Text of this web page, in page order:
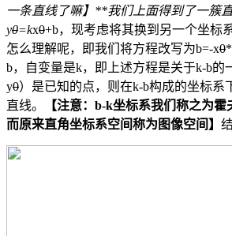
一条直线了嘛】**我们上面得到了一簇
y0=kx0+b，现考虑将其换到另一个坐标
怎么理解呢，即我们将方程改写为b=-x0
b，
自变量是k，即上述方程是关于k-b的
y0）是已知的点，则在k-b构成的坐标系
直线。
【注意：b-k坐标系我们称之为霍
而原来直角坐标系空间称为图像空间】